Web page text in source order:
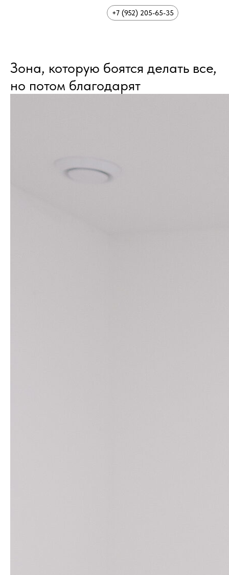
+7 (952) 205-65-35
Зона, которую боятся делать все,
но потом благодарят